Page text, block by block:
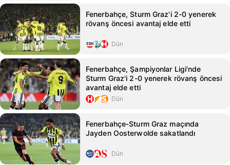
Fenerbahçe, Sturm Graz'i 2-0 yenerek
rövanş öncesi avantaj elde etti
Dün
Fenerbahçe, Şampiyonlar Ligi'nde
Sturm Graz'i 2-0 yenerek rövanş öncesi
avantaj elde etti
Dün
Fenerbahçe‑Sturm Graz maçında
Jayden Oosterwolde sakatlandı
Dün